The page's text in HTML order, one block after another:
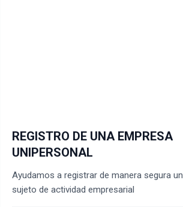
REGISTRO DE UNA EMPRESA
UNIPERSONAL
Ayudamos a registrar de manera segura un
sujeto de actividad empresarial